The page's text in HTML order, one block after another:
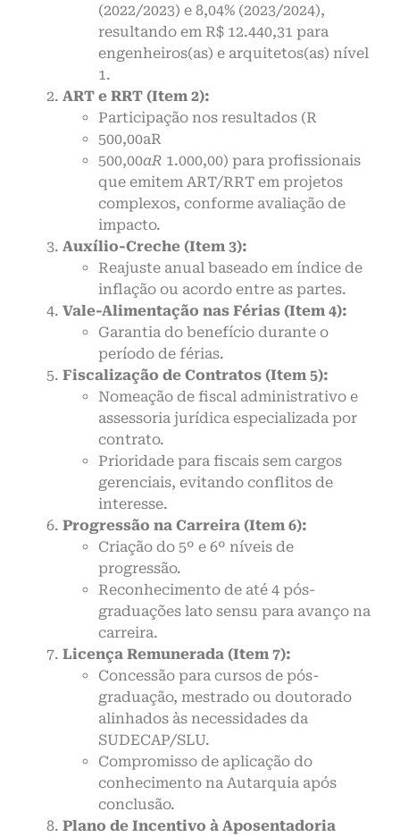
(2022/2023) e 8,04% (2023/2024),
resultando em R$ 12.440,31 para
engenheiros(as) e arquitetos(as) nível
1.
ART e RRT (Item 2):
Participação nos resultados (R
500,00aR
500,00aR 1.000,00) para profissionais
que emitem ART/RRT em projetos
complexos, conforme avaliação de
impacto.
Auxílio-Creche (Item 3):
Reajuste anual baseado em índice de
inflação ou acordo entre as partes.
Vale-Alimentação nas Férias (Item 4):
Garantia do benefício durante o
período de férias.
Fiscalização de Contratos (Item 5):
Nomeação de fiscal administrativo e
assessoria jurídica especializada por
contrato.
Prioridade para fiscais sem cargos
gerenciais, evitando conflitos de
interesse.
Progressão na Carreira (Item 6):
Criação do 5º e 6º níveis de
progressão.
Reconhecimento de até 4 pós-
graduações lato sensu para avanço na
carreira.
Licença Remunerada (Item 7):
Concessão para cursos de pós-
graduação, mestrado ou doutorado
alinhados às necessidades da
SUDECAP/SLU.
Compromisso de aplicação do
conhecimento na Autarquia após
conclusão.
Plano de Incentivo à Aposentadoria